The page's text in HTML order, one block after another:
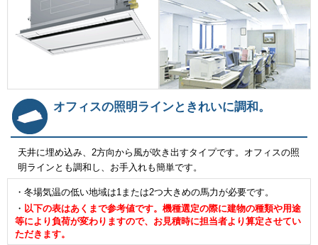
オフィスの照明ラインときれいに調和。
天井に埋め込み、2方向から風が吹き出すタイプです。オフィスの照
明ラインとも調和し、お手入れも簡単です。
・冬場気温の低い地域は1または2つ大きめの馬力が必要です。
・ 以下の表はあくまで参考値です。機種選定の際に建物の種類や用途
等により負荷が変わりますので、お見積時に担当者より算定させてい
ただきます。